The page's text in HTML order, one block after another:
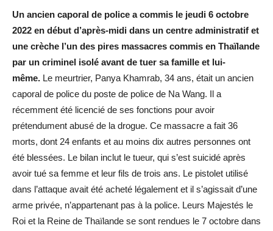
Un ancien caporal de police a commis le jeudi 6 octobre
2022 en début d’après-midi dans un centre administratif et
une crèche l’un des pires massacres commis en Thaïlande
par un criminel isolé avant de tuer sa famille et lui-
même. Le meurtrier, Panya Khamrab, 34 ans, était un ancien
caporal de police du poste de police de Na Wang. Il a
récemment été licencié de ses fonctions pour avoir
prétendument abusé de la drogue. Ce massacre a fait 36
morts, dont 24 enfants et au moins dix autres personnes ont
été blessées. Le bilan inclut le tueur, qui s’est suicidé après
avoir tué sa femme et leur fils de trois ans. Le pistolet utilisé
dans l’attaque avait été acheté légalement et il s’agissait d’une
arme privée, n’appartenant pas à la police. Leurs Majestés le
Roi et la Reine de Thaïlande se sont rendues le 7 octobre dans